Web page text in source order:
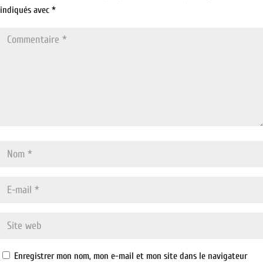
indiqués avec *
Enregistrer mon nom, mon e-mail et mon site dans le navigateur